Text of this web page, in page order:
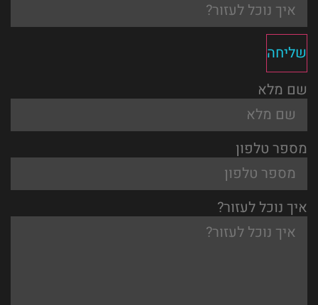
שליחה
שם מלא
מספר טלפון
איך נוכל לעזור?